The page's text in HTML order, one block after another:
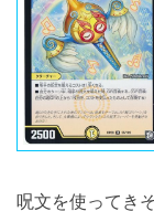
呪文を使ってき